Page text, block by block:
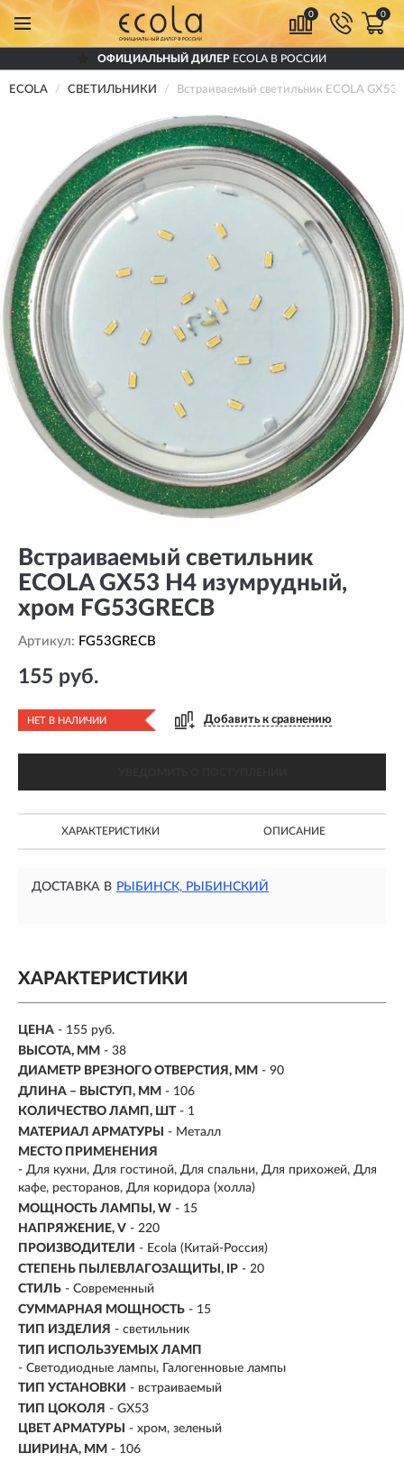
0 0
ОФИЦИАЛЬНЫЙ ДИЛЕРECOLA В РОССИИ
ECOLA СВЕТИЛЬНИКИ Встраиваемый светильник ECOLA
Встраиваемый светильник
ECOLA GX53 H4 изумрудный,
хром FG53GRECB
Артикул: FG53GRECB
155 руб.
НЕТ В НАЛИЧИИ Добавить к сравнению
ХАРАКТЕРИСТИКИ ОПИСАНИЕ
ДОСТАВКА В РЫБИНСК, РЫБИНСКИЙ
ХАРАКТЕРИСТИКИ
ЦЕНА - 155 руб.
ВЫСОТА, ММ - 38
ДИАМЕТР ВРЕЗНОГО ОТВЕРСТИЯ, ММ - 90
ДЛИНА – ВЫСТУП, ММ - 106
КОЛИЧЕСТВО ЛАМП, ШТ - 1
МАТЕРИАЛ АРМАТУРЫ
- Металл
МЕСТО ПРИМЕНЕНИЯ
- Для кухни, Для гостиной, Для спальни, Для прихожей, Для
кафе, ресторанов, Для коридора (холла)
МОЩНОСТЬ ЛАМПЫ, W - 15
НАПРЯЖЕНИЕ, V - 220
ПРОИЗВОДИТЕЛИ - Ecola (Китай-Россия)
СТЕПЕНЬ ПЫЛЕВЛАГОЗАЩИТЫ, IP - 20
СТИЛЬ - Современный
СУММАРНАЯ МОЩНОСТЬ - 15
ТИП ИЗДЕЛИЯ - светильник
ТИП ИСПОЛЬЗУЕМЫХ ЛАМП
- Светодиодные лампы, Галогенновые лампы
ТИП УСТАНОВКИ - встраиваемый
ТИП ЦОКОЛЯ - GX53
ЦВЕТ АРМАТУРЫ
- хром, зеленый
ШИРИНА, ММ - 106